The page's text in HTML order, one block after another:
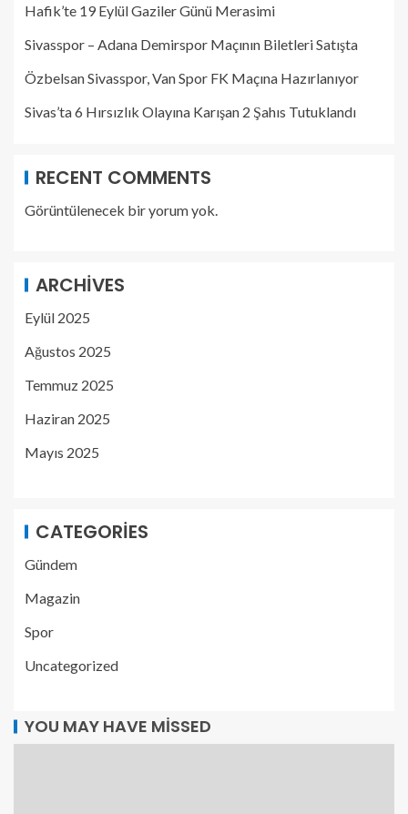
Hafik’te 19 Eylül Gaziler Günü Merasimi
Sivasspor – Adana Demirspor Maçının Biletleri Satışta
Özbelsan Sivasspor, Van Spor FK Maçına Hazırlanıyor
Sivas’ta 6 Hırsızlık Olayına Karışan 2 Şahıs Tutuklandı
RECENT COMMENTS
Görüntülenecek bir yorum yok.
ARCHIVES
Eylül 2025
Ağustos 2025
Temmuz 2025
Haziran 2025
Mayıs 2025
CATEGORIES
Gündem
Magazin
Spor
Uncategorized
YOU MAY HAVE MISSED